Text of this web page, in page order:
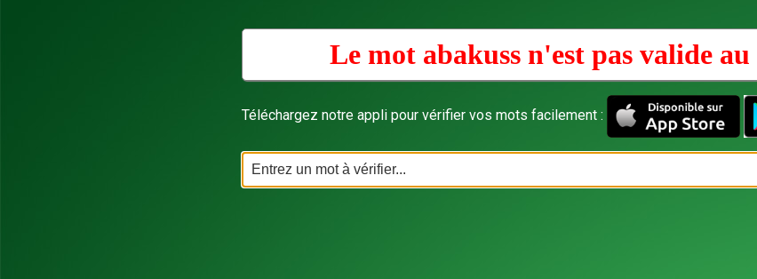
Le mot abakuss n'est pas valide au
Téléchargez notre appli pour vérifier vos mots facilement :